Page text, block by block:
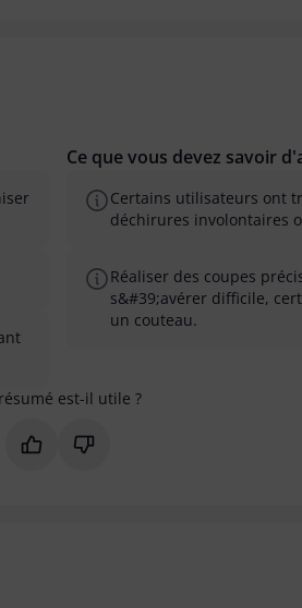
Ce que vous devez savoir
Certains utilisateurs ont
déchirures involontaires
Réaliser des coupes
s&#39;avérer difficile,
un couteau.
est-il utile ?
Marquer ce résumé comme utile
Marquer ce résumé